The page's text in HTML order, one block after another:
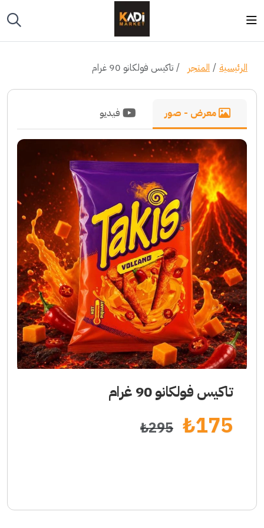
الرئيسية المتجر تاكيس فولكانو 90 غرام
معرض - صور فيديو
تاكيس فولكانو 90 غرام
175
₺
295
₺